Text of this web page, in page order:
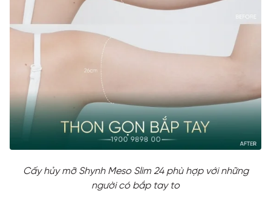
Cấy hủy mỡ Shynh Meso Slim 24 phù hợp với những
người có bắp tay to